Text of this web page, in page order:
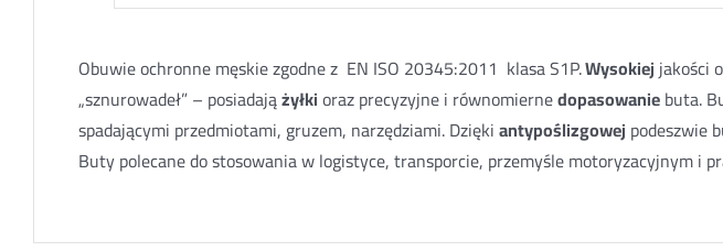
Obuwie ochronne męskie zgodne z EN ISO 20345:2011 klasa S1P.Wysokiejjakości
„sznurowadeł” – posiadajążyłkioraz precyzyjne i równomiernedopasowaniebuta.
spadającymi przedmiotami, gruzem, narzędziami. Dziękiantypoślizgowej podeszwie
Buty polecane do stosowania w logistyce, transporcie, przemyśle motoryzacyjnym i